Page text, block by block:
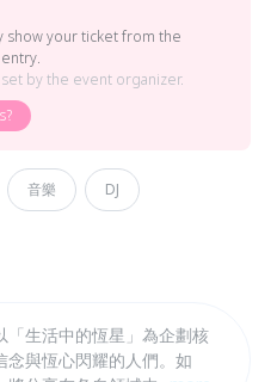
your ticket from the
entry.
by the event organizer.
音樂 DJ
生活中的恆星」為企劃核
念與恆心閃耀的人們。如